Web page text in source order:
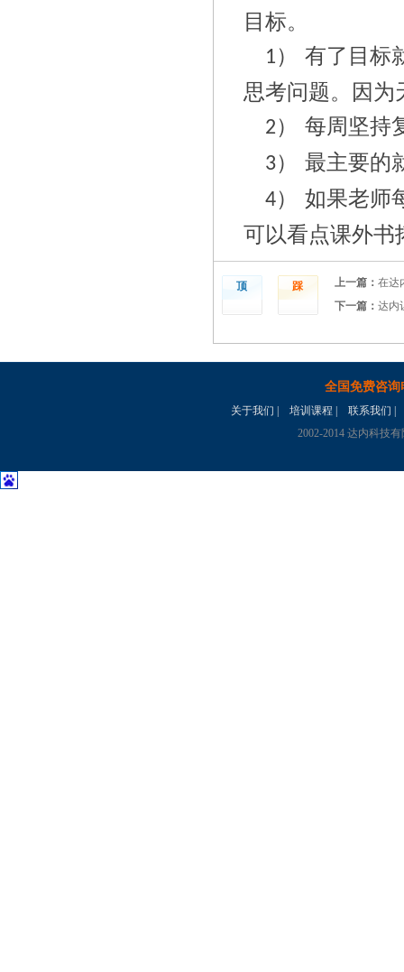
目标。
1）
有了目标
思考问题。因为
2） 每周坚持
3） 最主要的
4）
如果老师
可以看点课外书
顶 踩 上一篇： 在达
下一篇： 达内
全国免费咨询
关于我们 培训课程 联系我们
2002-2014 达内科技